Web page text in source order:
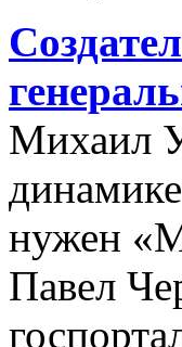
Михаил
нужен
Павел